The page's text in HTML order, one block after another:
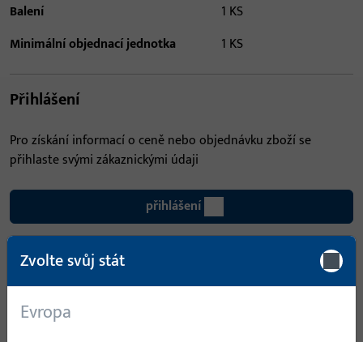
Balení
1 KS
Minimální objednací jednotka
1 KS
Přihlášení
Pro získání informací o ceně nebo objednávku zboží se
přihlaste svými zákaznickými údaji
přihlášení
Zvolte svůj stát
Evropa